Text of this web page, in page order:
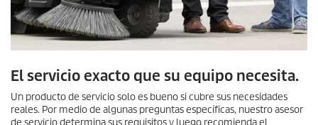
El servicio exacto que su equipo necesita.
Un producto de servicio solo es bueno si cubre sus necesidades
reales. Por medio de algunas preguntas específicas, nuestro asesor
de servicio determina sus requisitos y luego recomienda el